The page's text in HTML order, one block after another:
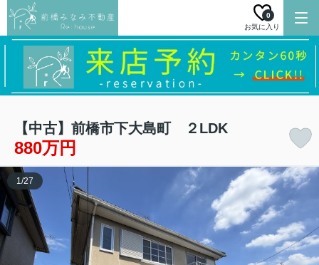
お気に入り
0
【中古】前橋市下大島町 ２LDK
880万円
1/27